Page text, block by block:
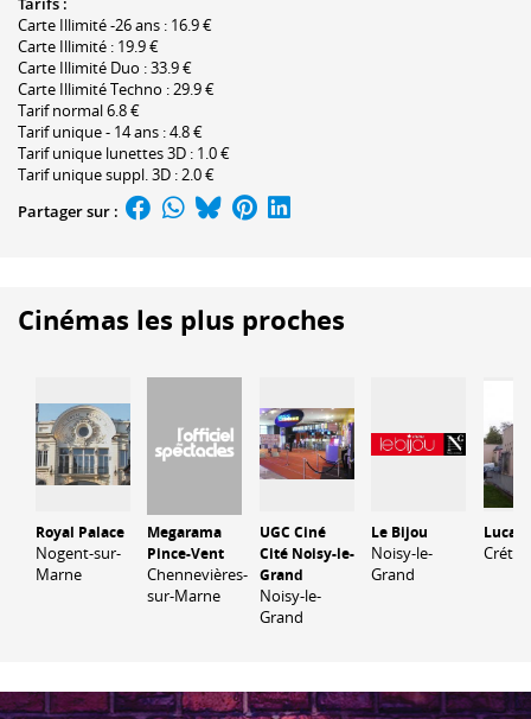
Carte Illimité -26 ans : 16.9 €
Carte Illimité : 19.9 €
Carte Illimité Duo : 33.9 €
Carte Illimité Techno : 29.9 €
Tarif normal 6.8 €
Tarif unique - 14 ans : 4.8 €
Tarif unique lunettes 3D : 1.0 €
Tarif unique suppl. 3D : 2.0 €
Partager sur :
Cinémas les plus proches
Royal Palace
Nogent-sur-
Marne
Megarama
Pince-Vent
Chennevières-
sur-Marne
UGC Ciné
Cité Noisy-le-
Grand
Noisy-le-
Grand
Le Bijou
Noisy-le-
Grand
Créteil